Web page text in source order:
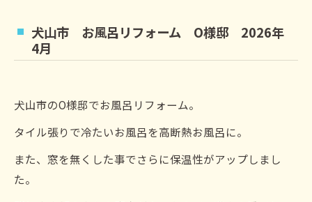
犬山市 お風呂リフォーム O様邸 2026年
4月
犬山市のO様邸でお風呂リフォーム。
タイル張りで冷たいお風呂を高断熱お風呂に。
また、窓を無くした事でさらに保温性がアップしまし
た。